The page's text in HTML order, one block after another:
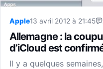
Apple13 avril 2012 à 21:45
Allemagne : la
d’iCloud est
Il y a quelques